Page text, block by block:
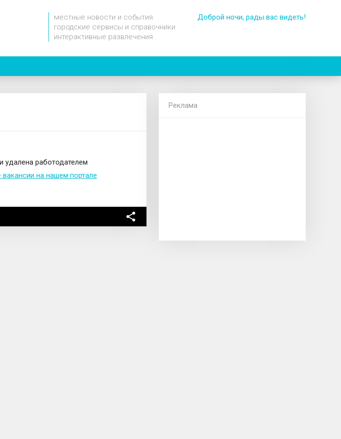
местные новости и события
городские сервисы и справочники
интерактивные развлечения
Доброй ночи, рады вас видеть!
удалена работодателем
на нашем портале
Реклама